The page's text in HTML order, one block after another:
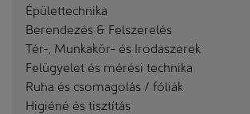
Épülettechnika
Berendezés & Felszerelés
Tér-, Munkakör- és Irodaszerek
Felügyelet és mérési technika
Ruha és csomagolás / fóliák
Higiéné és tisztítás